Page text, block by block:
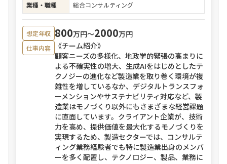
業種・職種
総合コンサルティング
想定年収 800万円〜2000万円
仕事内容
《チーム紹介》
顧客ニーズの多様化、地政学的緊張の高まりに
よる不確実性の増大、生成AIをはじめとしたテ
クノジーの進化など製造業を取り巻く環境が複
雑性を増しているなか、デジタルトランスフォ
ーメンションやサステナビリティ対応など、製
造業はモノづくり以外にもさまざまな経営課題
に直面しています。クライアント企業が、技術
力を高め、提供価値を最大化するモノづくりを
実現するため、製造セクターでは、コンサルテ
ィング業務経験者でも特に製造業出身のメンバ
ーを多く配置し、テクノロジー、製品、業務に